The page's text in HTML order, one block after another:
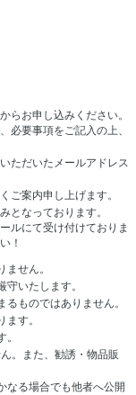
らお申し込みください。
必要事項をご記入の上、
ただいたメールアドレス
ご案内申し上げます。
となっております。
ルにて受け付けておりま
！
せん。
いたします。
ものではありません。
す。
。また、勧誘・物品販
なる場合でも他者へ公開